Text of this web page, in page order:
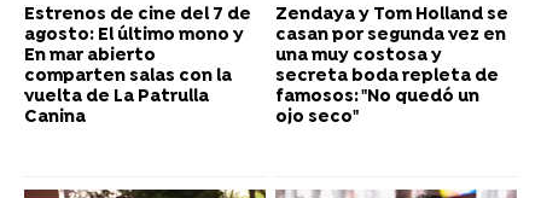
Estrenos de cine del 7 de
agosto: El último mono y
En mar abierto
comparten salas con la
vuelta de La Patrulla
Canina
Zendaya y Tom Holland se
casan por segunda vez en
una muy costosa y
secreta boda repleta de
famosos: "No quedó un
ojo seco"